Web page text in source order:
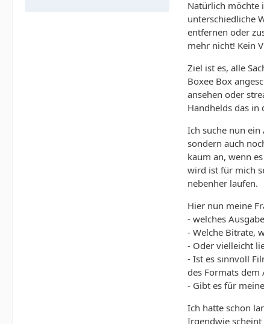
Natürlich möchte
unterschiedliche
entfernen oder
mehr nicht! Kein
Ziel ist es, alle
Boxee Box
ansehen oder
Handhelds das in
Ich suche nun
sondern auch
kaum an, wenn
wird ist für mich
nebenher laufen.
Hier nun meine
- welches
- Welche Bitrate,
- Oder vielleicht
- Ist es sinnvoll
des Formats dem
- Gibt es für
Ich hatte schon
Irgendwie